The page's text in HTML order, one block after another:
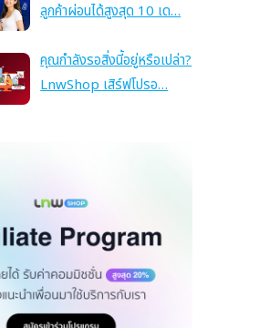
ลูกค้าผ่อนได้สูงสุด 10 เด…
คุณกำลังรอสิ่งนี้อยู่หรือเปล่า?
LnwShop เสิร์ฟโปรอ…